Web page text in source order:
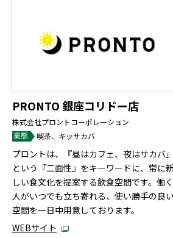
PRONTO 銀座コリドー店
株式会社プロントコーポレーション
業態
喫茶、キッサカバ
プロントは、『昼はカフェ、夜はサカバ』
という『二面性』をキーワードに、常に新
しい食文化を提案する飲食空間です。働く
人がいつでも立ち寄れる、使い勝手の良い
空間を一日中用意しております。
WEBサイト